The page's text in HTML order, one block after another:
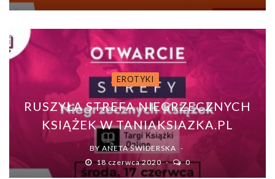
EROTYKI
RUSZYŁA STREFA NIEGRZECZNYCH
KSIĄŻEK W TANIAKSIAZKA.PL
BY ANETA ŚWIDERSKA
18 czerwca 2020
0